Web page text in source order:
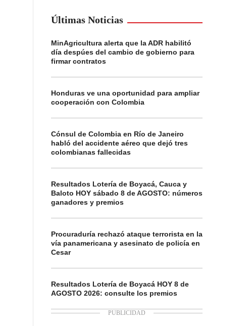
Últimas Noticias
MinAgricultura alerta que la ADR habilitó
día despúes del cambio de gobierno para
firmar contratos
Honduras ve una oportunidad para ampliar
cooperación con Colombia
Cónsul de Colombia en Río de Janeiro
habló del accidente aéreo que dejó tres
colombianas fallecidas
Resultados Lotería de Boyacá, Cauca y
Baloto HOY sábado 8 de AGOSTO: números
ganadores y premios
Procuraduría rechazó ataque terrorista en la
vía panamericana y asesinato de policía en
Cesar
Resultados Lotería de Boyacá HOY 8 de
AGOSTO 2026: consulte los premios